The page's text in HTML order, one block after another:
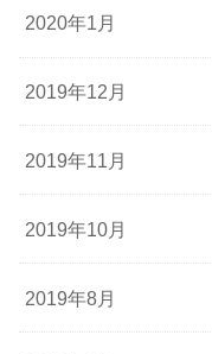
2020年1月
2019年12月
2019年11月
2019年10月
2019年8月